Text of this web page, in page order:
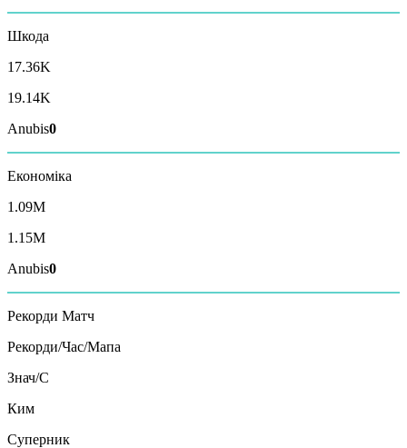
Шкода
17.36K
19.14K
Anubis0
Економіка
1.09M
1.15M
Anubis0
Рекорди Матч
Рекорди/Час/Мапа
Знач/C
Ким
Суперник